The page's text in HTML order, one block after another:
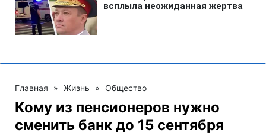
Главная » Жизнь » Общество
Кому из пенсионеров нужно
сменить банк до 15 сентября